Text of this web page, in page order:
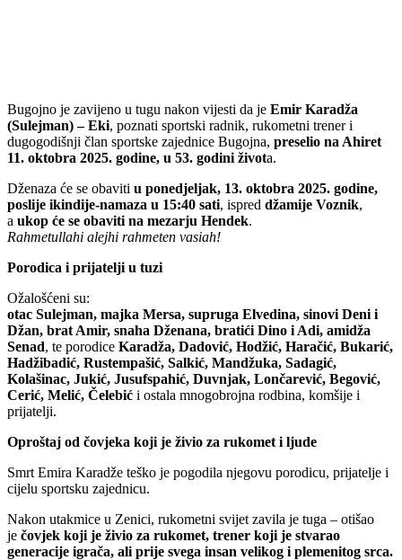
Bugojno je zavijeno u tugu nakon vijesti da je Emir Karadža
(Sulejman) – Eki, poznati sportski radnik, rukometni trener i
dugogodišnji član sportske zajednice Bugojna, preselio na Ahiret
11. oktobra 2025. godine, u 53. godini života.
Dženaza će se obaviti u ponedjeljak, 13. oktobra 2025. godine,
poslije ikindije-namaza u 15:40 sati, ispred džamije Voznik,
a ukop će se obaviti na mezarju Hendek.
Rahmetullahi alejhi rahmeten vasiah!
Porodica i prijatelji u tuzi
Ožalošćeni su:
otac Sulejman, majka Mersa, supruga Elvedina, sinovi Deni i
Džan, brat Amir, snaha Dženana, bratići Dino i Adi, amidža
Senad, te porodice Karadža, Dadović, Hodžić, Haračić, Bukarić,
Hadžibadić, Rustempašić, Salkić, Mandžuka, Sadagić,
Kolašinac, Jukić, Jusufspahić, Duvnjak, Lončarević, Begović,
Cerić, Melić, Čelebić i ostala mnogobrojna rodbina, komšije i
prijatelji.
Oproštaj od čovjeka koji je živio za rukomet i ljude
Smrt Emira Karadže teško je pogodila njegovu porodicu, prijatelje i
cijelu sportsku zajednicu.
Nakon utakmice u Zenici, rukometni svijet zavila je tuga – otišao
je čovjek koji je živio za rukomet, trener koji je stvarao
generacije igrača, ali prije svega insan velikog i plemenitog srca.